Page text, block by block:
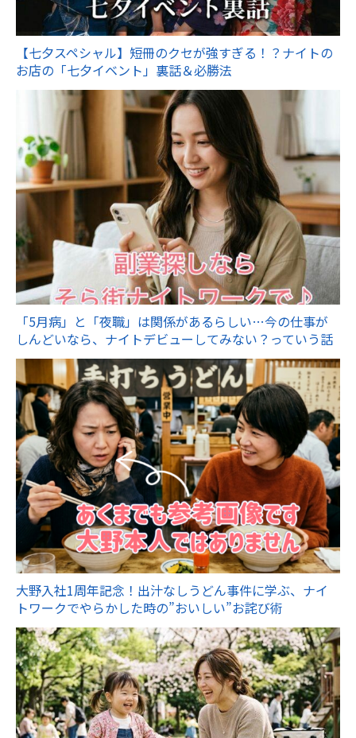
【七夕スペシャル】短冊のクセが強すぎる！？ナイトの
お店の「七夕イベント」裏話＆必勝法
「5月病」と「夜職」は関係があるらしい…今の仕事が
しんどいなら、ナイトデビューしてみない？っていう話
大野入社1周年記念！出汁なしうどん事件に学ぶ、ナイ
トワークでやらかした時の”おいしい”お詫び術